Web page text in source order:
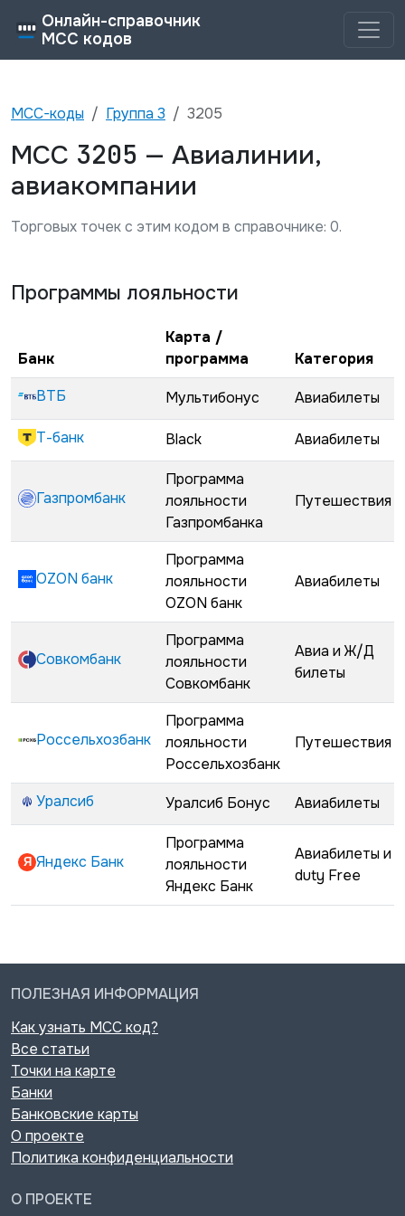
Онлайн-справочник
MCC кодов
MCC-коды Группа 3 3205
MCC 3205 — Авиалинии,
авиакомпании
Торговых точек с этим кодом в справочнике: 0.
Программы лояльности
Банк
Карта /
программа
Категория
ВТБ
Мультибонус Авиабилеты
Т-банк Black Авиабилеты
Газпромбанк
Программа
лояльности
Газпромбанка
Путешествия
OZON банк
Программа
лояльности
OZON банк
Авиабилеты
Совкомбанк
Программа
лояльности
Совкомбанк
Авиа и Ж/Д
билеты
Россельхозбанк
Программа
лояльности
Россельхозбанк
Путешествия
Уралсиб Уралсиб Бонус Авиабилеты
Яндекс Банк
Программа
лояльности
Яндекс Банк
Авиабилеты и
duty Free
ПОЛЕЗНАЯ ИНФОРМАЦИЯ
Как узнать MCC код?
Все статьи
Точки на карте
Банки
Банковские карты
О проекте
Политика конфиденциальности
О ПРОЕКТЕ